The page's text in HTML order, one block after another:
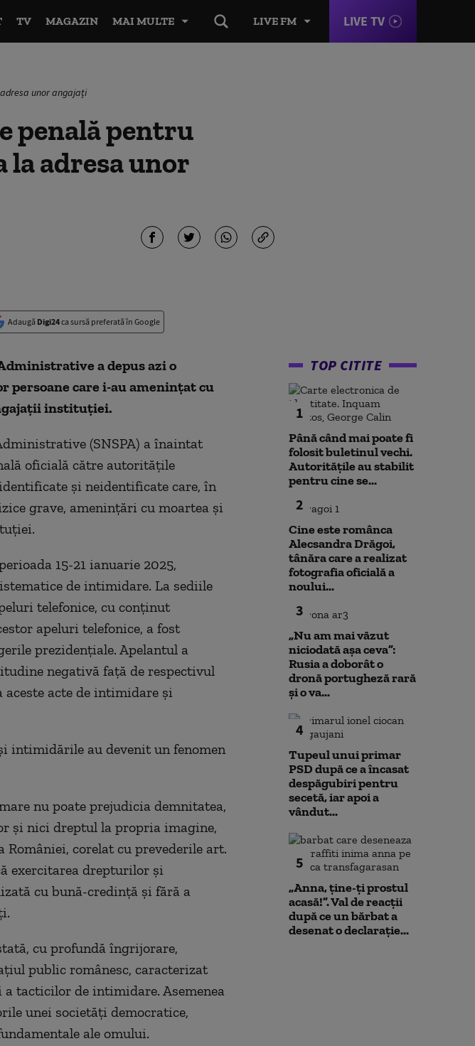
LIVE FM LIVE TV
TV MAGAZIN MAI MULTE
unor angajați
penală pentru
adresa unor
Adaugă Digi24ca sursă preferată în Google
a depus azi o
care i-au amenințat cu
instituției.
(SNSPA) a înaintat
oficială către autoritățile
și neidentificate care, în
grave, amenințări cu moartea și
15-21 ianuarie 2025,
de intimidare. La sediile
telefonice, cu conținut
apeluri telefonice, a fost
prezidențiale. Apelantul a
negativă față de respectivul
acte de intimidare și
intimidările au devenit un fenomen
nu poate prejudicia demnitatea,
și nici dreptul la propria imagine,
corelat cu prevederile art.
exercitarea drepturilor și
cu bună-credință și fără a
cu profundă îngrijorare,
public românesc, caracterizat
tacticilor de intimidare. Asemenea
unei societăți democratice,
ale omului.
TOP CITITE
1
Până când mai poate fi
folosit buletinul vechi.
Autoritățile au stabilit
pentru cine se...
2
Cine este românca
Alecsandra Drăgoi,
tânăra care a realizat
fotografia oficială a
noului...
3
„Nu am mai văzut
niciodată așa ceva”:
Rusia a doborât o
dronă portugheză rară
și o va...
4
Tupeul unui primar
PSD după ce a încasat
despăgubiri pentru
secetă, iar apoi a
vândut...
5
„Anna, ţine-ţi prostul
acasă!”. Val de reacții
după ce un bărbat a
desenat o declarație...